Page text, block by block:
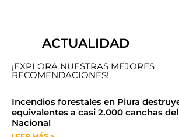
ACTUALIDAD
¡EXPLORA NUESTRAS MEJORES
RECOMENDACIONES!
​​​​Incendios forestales en Piura
equivalentes a casi 2.000 canchas
Nacional